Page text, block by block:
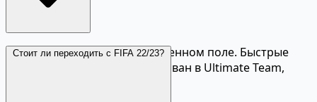
Новый режим 5v5 на уменьшенном поле. Быстрые
матчи с друзьями. Интегрирован в Ultimate Team,
Стоит ли переходить с FIFA 22/23?